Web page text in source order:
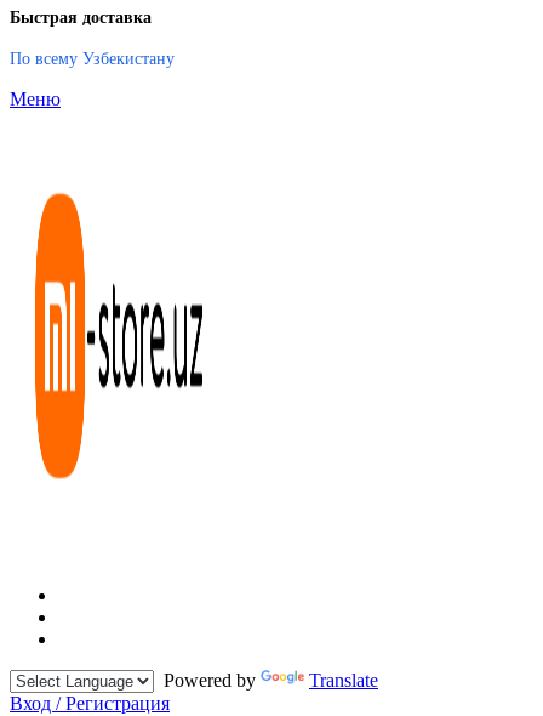
Быстрая доставка
По всему Узбекистану
Меню
Powered by
Translate
Вход / Регистрация